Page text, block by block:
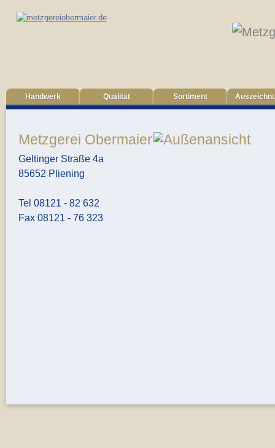
Handwerk Qualität Sortiment
Metzgerei Obermaier
Geltinger Straße 4a
85652 Pliening
Tel 08121 - 82 632
Fax 08121 - 76 323